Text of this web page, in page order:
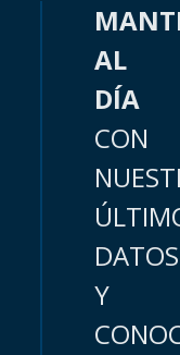
AL
DÍA
CON
DATOS
Y